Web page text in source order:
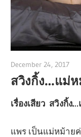
December 24, 2017
สวิงกิ้ง…แม่ห
เรื่องเสียว สวิงกิ้ง
แพร เป็นแม่หม้าย